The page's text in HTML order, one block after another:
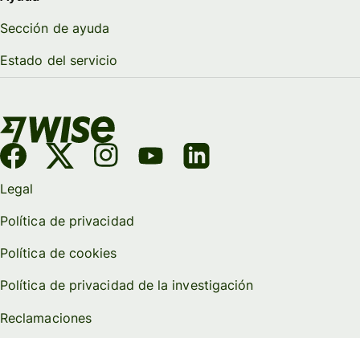
Sección de ayuda
Estado del servicio
Legal
Política de privacidad
Política de cookies
Política de privacidad de la investigación
Reclamaciones